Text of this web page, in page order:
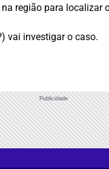
região para localizar
vai investigar o caso.
Publicidade